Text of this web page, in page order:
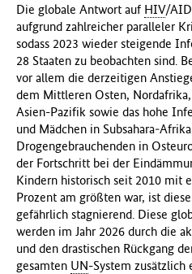
Die globale Antwort auf HIV/
aufgrund zahlreicher paralleler
sodass 2023 wieder steigende
28 Staaten zu beobachten sind.
vor allem die derzeitigen
dem Mittleren Osten,
Asien-Pazifik sowie das hohe
und Mädchen in
Drogengebrauchenden in
der Fortschritt bei der
Kindern historisch seit 2010 mit
Prozent am größten war, ist
gefährlich stagnierend. Diese
werden im Jahr 2026 durch die
und den drastischen Rückgang
gesamten UN-System zusätzlich